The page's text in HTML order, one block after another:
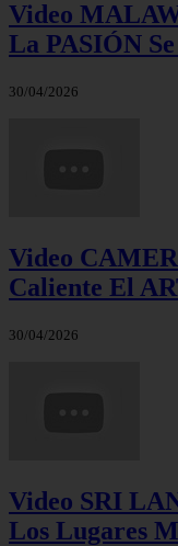
Video
La PASIÓN
30/04/2026
Video
Caliente El
30/04/2026
Video SRI
Los Lugares